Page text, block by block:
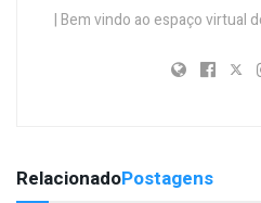
| Bem vindo ao espaço virtual
RelacionadoPostagens